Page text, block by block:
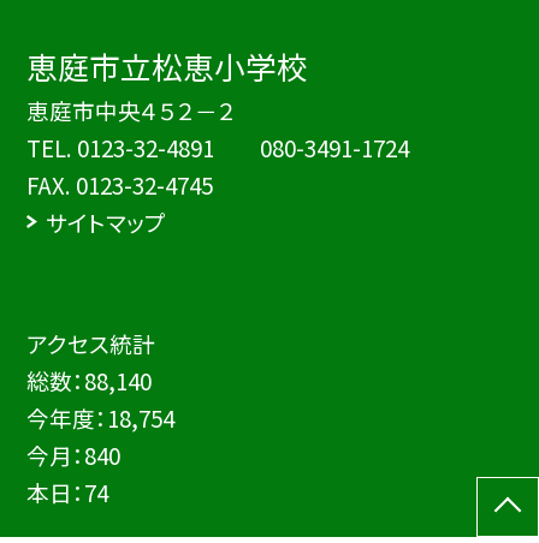
恵庭市立松恵小学校
恵庭市中央４５２－２
TEL. 0123-32-4891 080-3491-1724
FAX. 0123-32-4745
サイトマップ
アクセス統計
総数：88,140
今年度： 18,754
今月：840
本日：74